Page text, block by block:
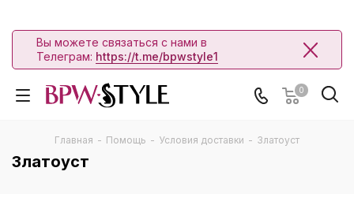
Вы можете связаться с нами в
Телеграм: https://t.me/bpwstyle1
0
Главная - Помощь - Условия доставки - Златоуст
Златоуст